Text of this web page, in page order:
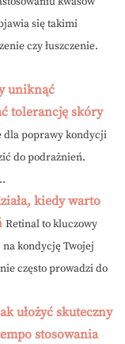
się takimi
czy łuszczenie.
uniknąć
tolerancję skóry
dla poprawy kondycji
do podrażnień.
kiedy warto
Retinal to kluczowy
na kondycję Twojej
często prowadzi do
ułożyć skuteczny
stosowania